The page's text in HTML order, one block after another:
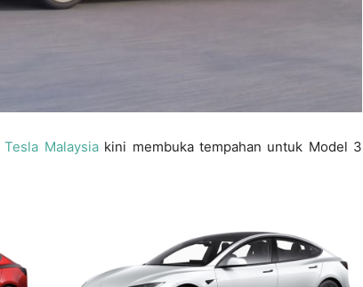
Tesla Malaysiakini membuka tempahan untuk Model 3